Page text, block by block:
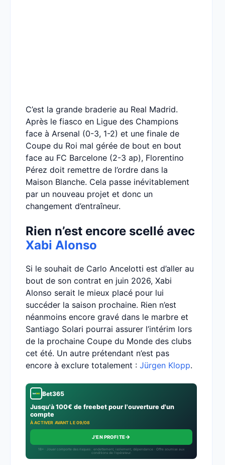
C’est la grande braderie au Real Madrid.
Après le fiasco en Ligue des Champions
face à Arsenal (0-3, 1-2) et une finale de
Coupe du Roi mal gérée de bout en bout
face au FC Barcelone (2-3 ap), Florentino
Pérez doit remettre de l’ordre dans la
Maison Blanche. Cela passe inévitablement
par un nouveau projet et donc un
changement d’entraîneur.
Rien n’est encore scellé avec
Xabi Alonso
Si le souhait de Carlo Ancelotti est d’aller au
bout de son contrat en juin 2026, Xabi
Alonso serait le mieux placé pour lui
succéder la saison prochaine. Rien n’est
néanmoins encore gravé dans le marbre et
Santiago Solari pourrai assurer l’intérim lors
de la prochaine Coupe du Monde des clubs
cet été. Un autre prétendant n’est pas
encore à exclure totalement : Jürgen Klopp.
Bet365
Jusqu'à 100€ de freebet pour l'ouverture d'un
compte
À ACTIVER AVANT LE 09/08
J'EN PROFITE→
18+ · Jouer comporte des risques : endettement, isolement, dépendance · Offre soumise aux
conditions de l’opérateur.